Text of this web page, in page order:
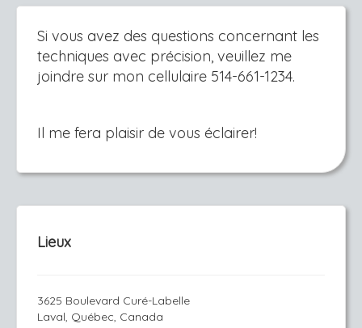
Si vous avez des questions concernant les
techniques avec précision, veuillez me
joindre sur mon cellulaire 514-661-1234.
Il me fera plaisir de vous éclairer!
Lieux
3625 Boulevard Curé-Labelle
Laval, Québec, Canada